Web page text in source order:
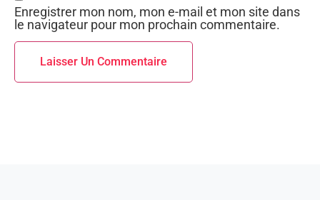
Enregistrer mon nom, mon e-mail et mon site dans
le navigateur pour mon prochain commentaire.